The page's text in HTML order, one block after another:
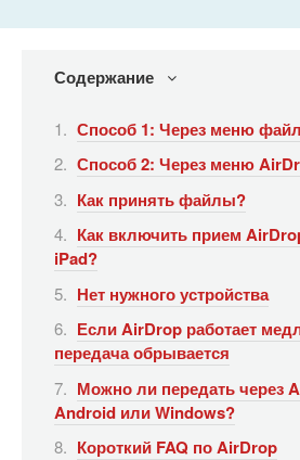
Содержание
Способ 1: Через меню
Способ 2: Через меню
Как принять файлы?
Как включить прием
iPad?
Нет нужного устройства
Если AirDrop работает
передача обрывается
Можно ли передать через
Android или Windows?
Короткий FAQ по AirDrop